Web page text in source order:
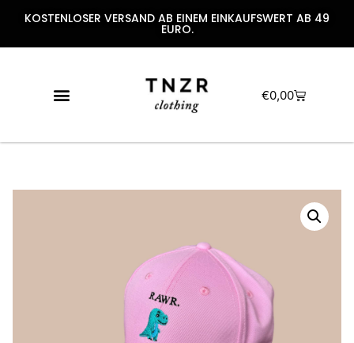
KOSTENLOSER VERSAND AB EINEM EINKAUFSWERT AB 49
EURO.
€0,00